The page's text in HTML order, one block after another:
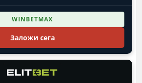
WINBETMAX
Заложи сега